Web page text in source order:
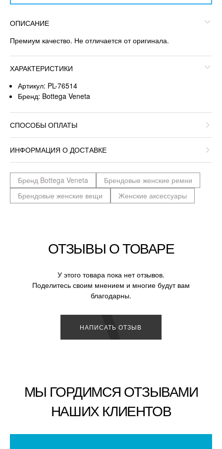
ОПИСАНИЕ
Премиум качество. Не отличается от оригинала.
ХАРАКТЕРИСТИКИ
Артикул: PL-76514
Бренд: Bottega Veneta
СПОСОБЫ ОПЛАТЫ
ИНФОРМАЦИЯ О ДОСТАВКЕ
Бренд Bottega Veneta
Брендовые женские ремни
Брендовые женские вещи
Женские аксессуары
ОТЗЫВЫ О ТОВАРЕ
У этого товара пока нет отзывов.
Поделитесь своим мнением и многие будут вам
благодарны.
НАПИСАТЬ ОТЗЫВ
МЫ ГОРДИМСЯ ОТЗЫВАМИ
НАШИХ КЛИЕНТОВ